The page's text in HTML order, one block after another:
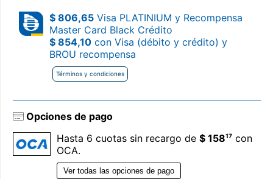
$ 806,65 Visa PLATINIUM y Recompensa
Master Card Black Crédito
$ 854,10 con Visa (débito y crédito) y
BROU recompensa
Términos y condiciones
Opciones de pago
Hasta 6 cuotas sin recargo de $ 15817 con
OCA.
Ver todas las opciones de pago